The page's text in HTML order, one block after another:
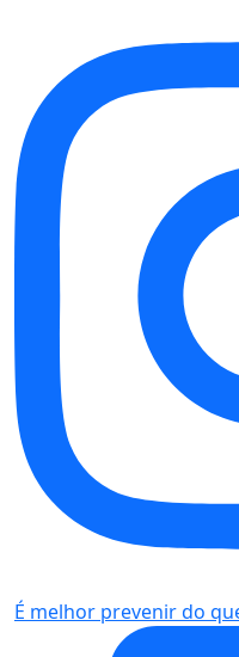
É melhor prevenir do